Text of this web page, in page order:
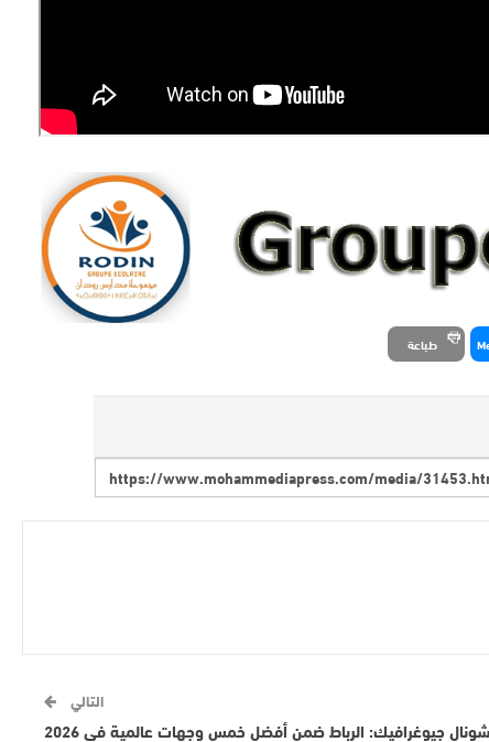
طباعة
التالي
جيوغرافيك: الرباط ضمن أفضل خمس وجهات عالمية في 2026